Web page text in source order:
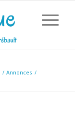
/ Annonces /